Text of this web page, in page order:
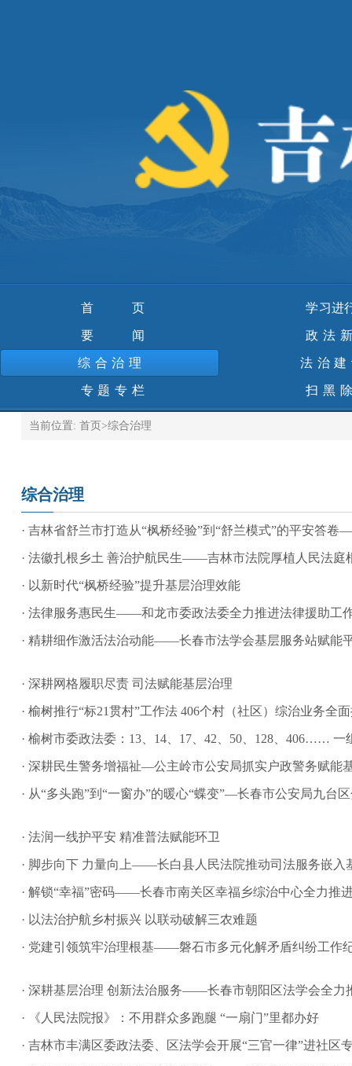
首页 学习进
要 闻 政法
综合治理 法治建
专题专栏 扫黑
当前位置: 首页 >综合治理
综合治理
· 吉林省舒兰市打造从“枫桥经验”到“舒兰模式”的平安答
· 法徽扎根乡土 善治护航民生——吉林市法院厚植人民法庭
· 以新时代“枫桥经验”提升基层治理效能
· 法律服务惠民生——和龙市委政法委全力推进法律援助工
· 精耕细作激活法治动能——长春市法学会基层服务站赋能
· 深耕网格履职尽责 司法赋能基层治理
· 榆树推行“标21贯村”工作法 406个村（社区）综治业务全
· 榆树市委政法委：13、14、17、42、50、128、406……
· 深耕民生警务增福祉—公主岭市公安局抓实户政警务赋能
· 从“多头跑”到“一窗办”的暖心“蝶变”—长春市公安局九台
· 法润一线护平安 精准普法赋能环卫
· 脚步向下 力量向上——长白县人民法院推动司法服务嵌入
· 解锁“幸福”密码——长春市南关区幸福乡综治中心全力推
· 以法治护航乡村振兴 以联动破解三农难题
· 党建引领筑牢治理根基——磐石市多元化解矛盾纠纷工作
· 深耕基层治理 创新法治服务——长春市朝阳区法学会全力
· 《人民法院报》：不用群众多跑腿 “一扇门”里都办好
· 吉林市丰满区委政法委、区法学会开展“三官一律”进社区